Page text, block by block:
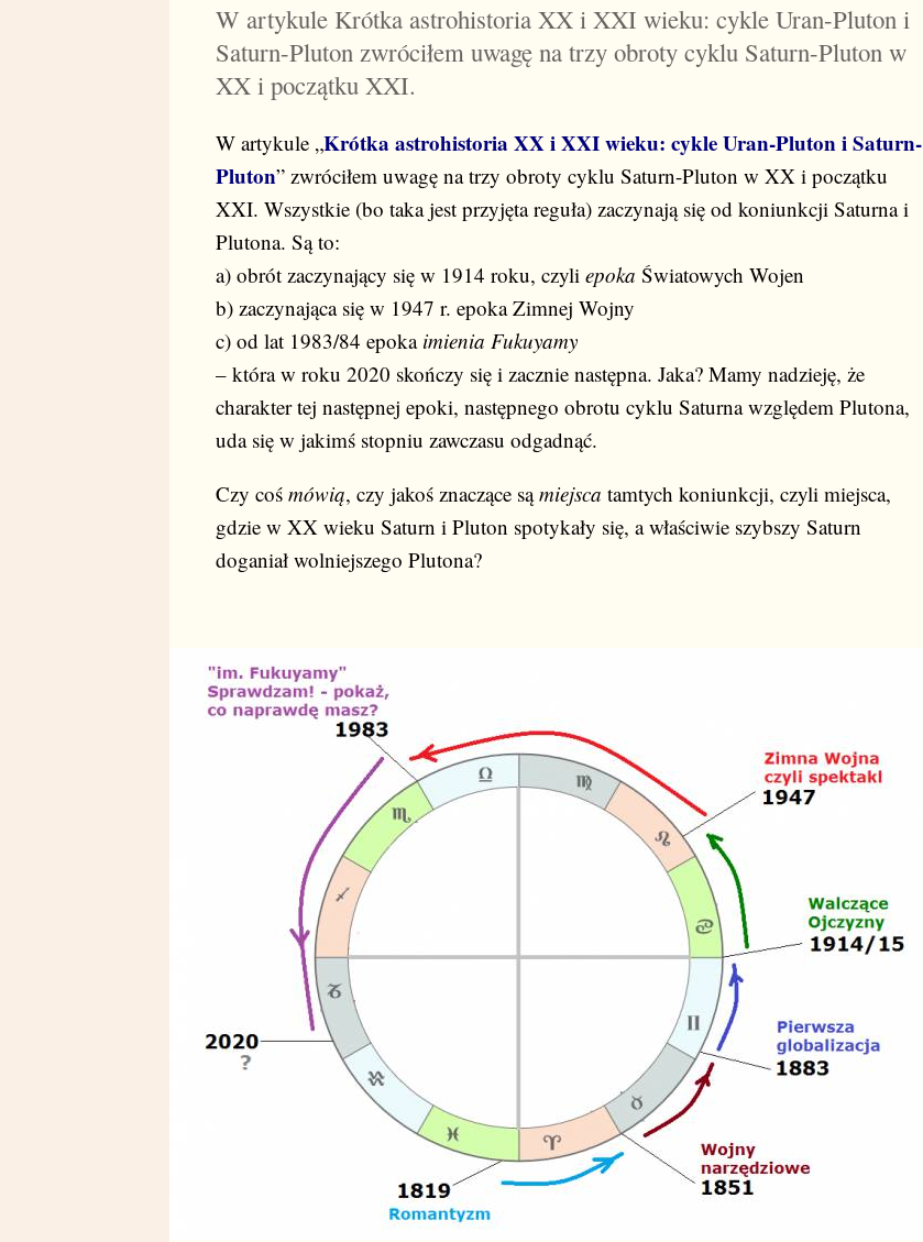
W artykule Krótka astrohistoria XX i XXI wieku: cykle Uran-Pluton i
Saturn-Pluton zwróciłem uwagę na trzy obroty cyklu Saturn-Pluton w
XX i początku XXI.
W artykule „Krótka astrohistoria XX i XXI wieku: cykle Uran-Pluton i Saturn-
Pluton” zwróciłem uwagę na trzy obroty cyklu Saturn-Pluton w XX i początku
XXI. Wszystkie (bo taka jest przyjęta reguła) zaczynają się od koniunkcji Saturna i
Plutona. Są to:
a) obrót zaczynający się w 1914 roku, czyli epoka Światowych Wojen
b) zaczynająca się w 1947 r. epoka Zimnej Wojny
c) od lat 1983/84 epoka imienia Fukuyamy
– która w roku 2020 skończy się i zacznie następna. Jaka? Mamy nadzieję, że
charakter tej następnej epoki, następnego obrotu cyklu Saturna względem Plutona,
uda się w jakimś stopniu zawczasu odgadnąć.
Czy coś mówią, czy jakoś znaczące sąmiejsca tamtych koniunkcji, czyli miejsca,
gdzie w XX wieku Saturn i Pluton spotykały się, a właściwie szybszy Saturn
doganiał wolniejszego Plutona?